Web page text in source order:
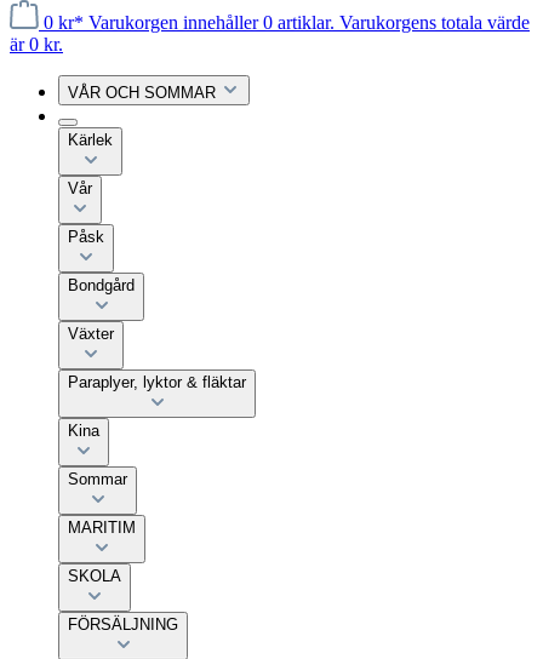
0 kr* Varukorgen innehåller 0 artiklar. Varukorgens totala värde
är 0 kr.
VÅR OCH SOMMAR
Kärlek
Vår
Påsk
Bondgård
Växter
Paraplyer, lyktor & fläktar
Kina
Sommar
MARITIM
SKOLA
FÖRSÄLJNING